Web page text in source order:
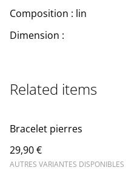
Composition : lin
Dimension :
Related items
Bracelet pierres
29,90 €
AUTRES VARIANTES DISPONIBLES